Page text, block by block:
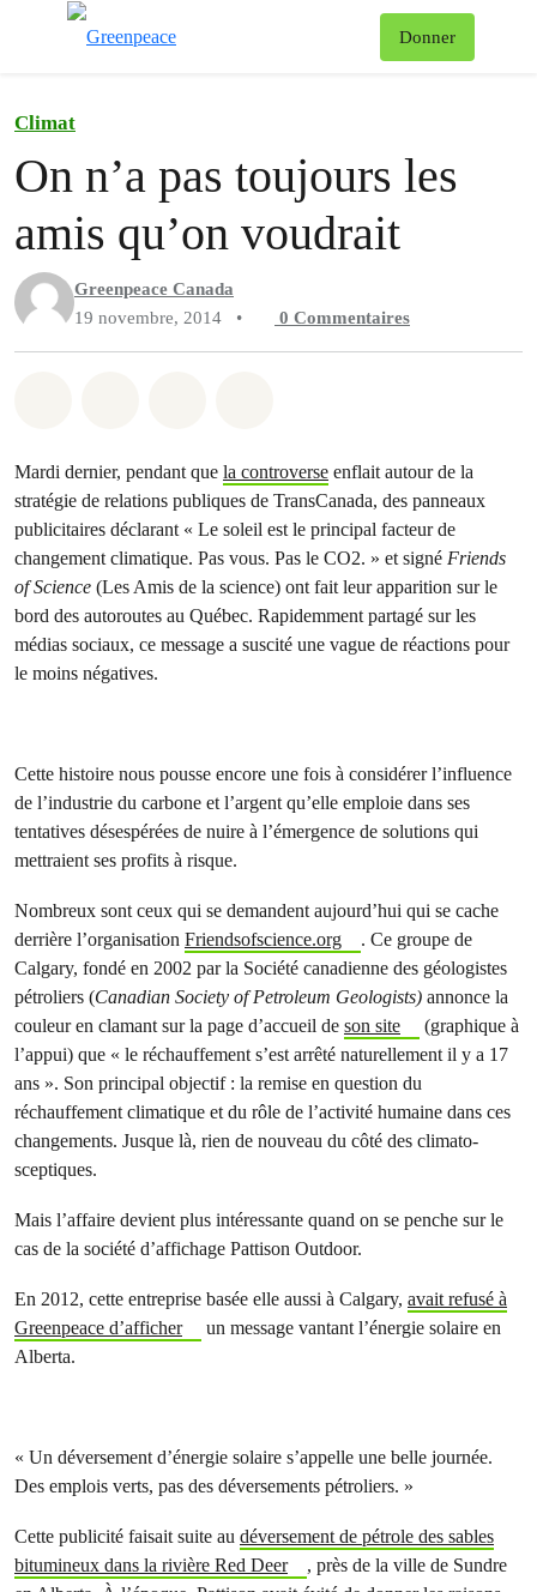
Donner
Climat
On n’a pas toujours les
amis qu’on voudrait
Greenpeace Canada
19 novembre, 2014
• 0 Commentaires
Mardi dernier, pendant que la controverse enflait autour de la
stratégie de relations publiques de TransCanada, des panneaux
publicitaires déclarant « Le soleil est le principal facteur de
changement climatique. Pas vous. Pas le CO2. » et signé Friends
of Science (Les Amis de la science) ont fait leur apparition sur le
bord des autoroutes au Québec. Rapidemment partagé sur les
médias sociaux, ce message a suscité une vague de réactions pour
le moins négatives.
Cette histoire nous pousse encore une fois à considérer l’influence
de l’industrie du carbone et l’argent qu’elle emploie dans ses
tentatives désespérées de nuire à l’émergence de solutions qui
mettraient ses profits à risque.
Nombreux sont ceux qui se demandent aujourd’hui qui se cache
derrière l’organisation Friendsofscience.org
. Ce groupe de
Calgary, fondé en 2002 par la Société canadienne des géologistes
pétroliers (Canadian Society of Petroleum Geologists) annonce la
couleur en clamant sur la page d’accueil de son site
(graphique à
l’appui) que « le réchauffement s’est arrêté naturellement il y a 17
ans ». Son principal objectif : la remise en question du
réchauffement climatique et du rôle de l’activité humaine dans ces
changements. Jusque là, rien de nouveau du côté des climato-
sceptiques.
Mais l’affaire devient plus intéressante quand on se penche sur le
cas de la société d’affichage Pattison Outdoor.
En 2012, cette entreprise basée elle aussi à Calgary, avait refusé à
Greenpeace d’afficher
un message vantant l’énergie solaire en
Alberta.
« Un déversement d’énergie solaire s’appelle une belle journée.
Des emplois verts, pas des déversements pétroliers. »
Cette publicité faisait suite au déversement de pétrole des sables
bitumineux dans la rivière Red Deer
, près de la ville de Sundre